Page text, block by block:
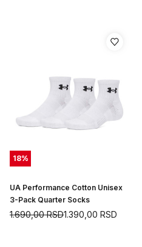
18%
UA Performance Cotton Unisex
3-Pack Quarter Socks
1.390,00 RSD
1.690,00RSD